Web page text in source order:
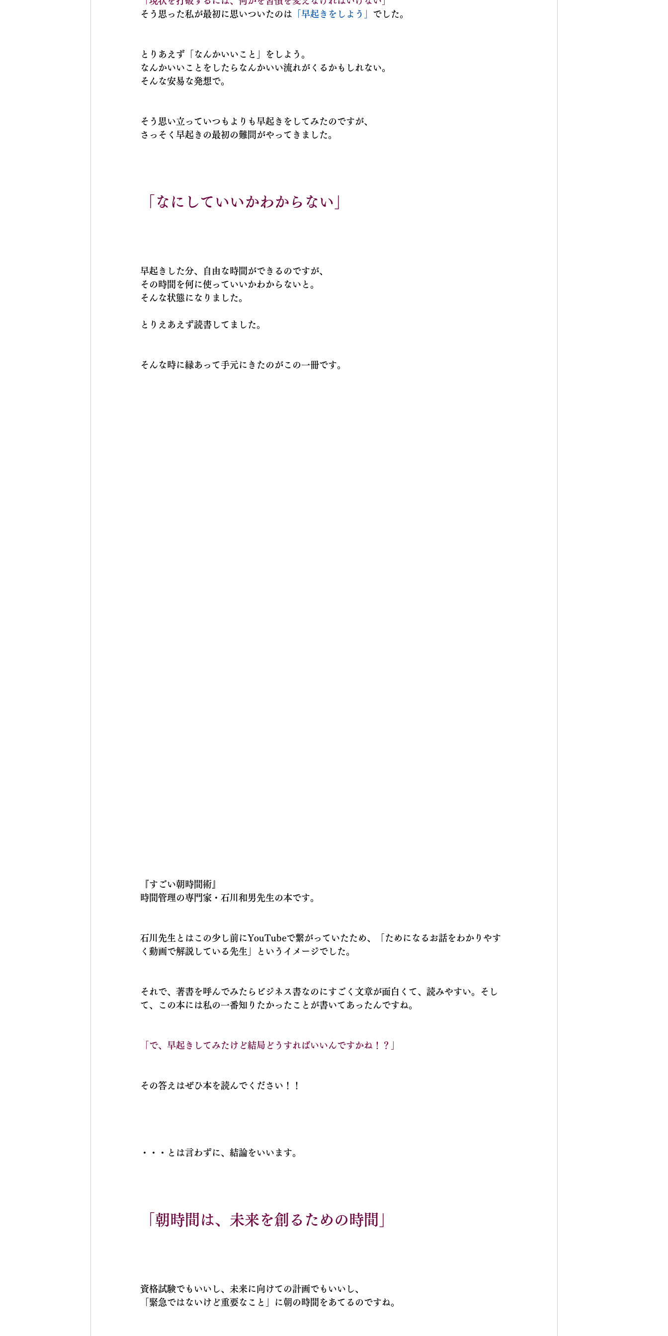
そう思った私が最初に思いついたのは
「早起きをしよう」 でした。
とりあえず「なんかいいこと」をしよう。
なんかいいことをしたらなんかいい流れがくるかもしれない。
そんな安易な発想で。
そう思い立っていつもよりも早起きをしてみたのですが、
さっそく早起きの最初の難問がやってきました。
「なにしていいかわからない」
早起きした分、自由な時間ができるのですが、
その時間を何に使っていいかわからないと。
そんな状態になりました。
とりえあえず読書してました。
そんな時に縁あって手元にきたのがこの一冊です。
『すごい朝時間術』
時間管理の専門家・石川和男先生の本です。
石川先生とはこの少し前にYouTubeで繋がっていたため、「ためになるお話をわかりやす
く動画で解説している先生」というイメージでした。
それで、著書を呼んでみたらビジネス書なのにすごく文章が面白くて、読みやすい。そし
て、この本には私の一番知りたかったことが書いてあったんですね。
「で、早起きしてみたけど結局どうすればいいんですかね！？」
その答えはぜひ本を読んでください！！
・・・とは言わずに、結論をいいます。
「朝時間は、未来を創るための時間」
資格試験でもいいし、未来に向けての計画でもいいし、
「緊急ではないけど重要なこと」に朝の時間をあてるのですね。